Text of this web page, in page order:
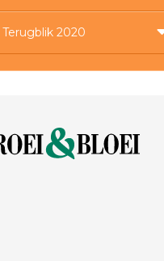
Terugblik 2020